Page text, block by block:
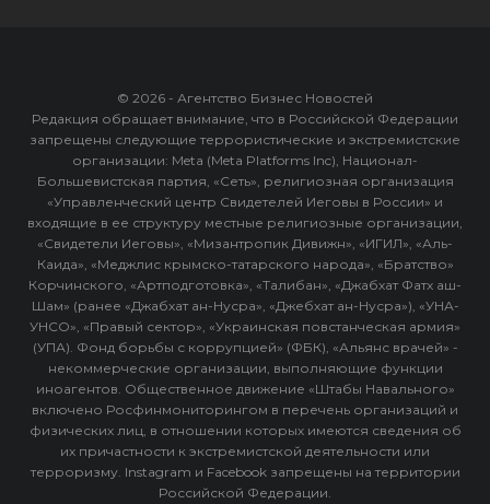
© 2026 - Агентство Бизнес Новостей
Редакция обращает внимание, что в Российской Федерации
запрещены следующие террористические и экстремистские
организации: Meta (Meta Platforms Inc), Национал-
Большевистская партия, «Сеть», религиозная организация
«Управленческий центр Свидетелей Иеговы в России» и
входящие в ее структуру местные религиозные организации,
«Свидетели Иеговы», «Мизантропик Дивижн», «ИГИЛ», «Аль-
Каида», «Меджлис крымско-татарского народа», «Братство»
Корчинского, «Артподготовка», «Талибан», «Джабхат Фатх аш-
Шам» (ранее «Джабхат ан-Нусра», «Джебхат ан-Нусра»), «УНА-
УНСО», «Правый сектор», «Украинская повстанческая армия»
(УПА). Фонд борьбы с коррупцией» (ФБК), «Альянс врачей» -
некоммерческие организации, выполняющие функции
иноагентов. Общественное движение «Штабы Навального»
включено Росфинмониторингом в перечень организаций и
физических лиц, в отношении которых имеются сведения об
их причастности к экстремистской деятельности или
терроризму. Instagram и Facebook запрещены на территории
Российской Федерации.